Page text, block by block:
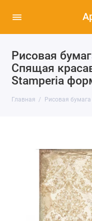
Рисовая
Спящая
Stamperia
Главная Рисовая